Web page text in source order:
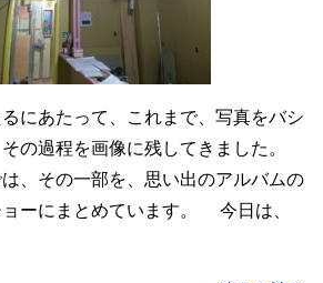
にあたって、これまで、写真をバシ
の過程を画像に残してきました。
、その一部を、思い出のアルバムの
ーにまとめています。 今日は、